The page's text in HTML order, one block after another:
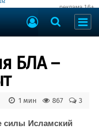
реклама 16+
БЛА –
3
867
1 мин
силы Исламский